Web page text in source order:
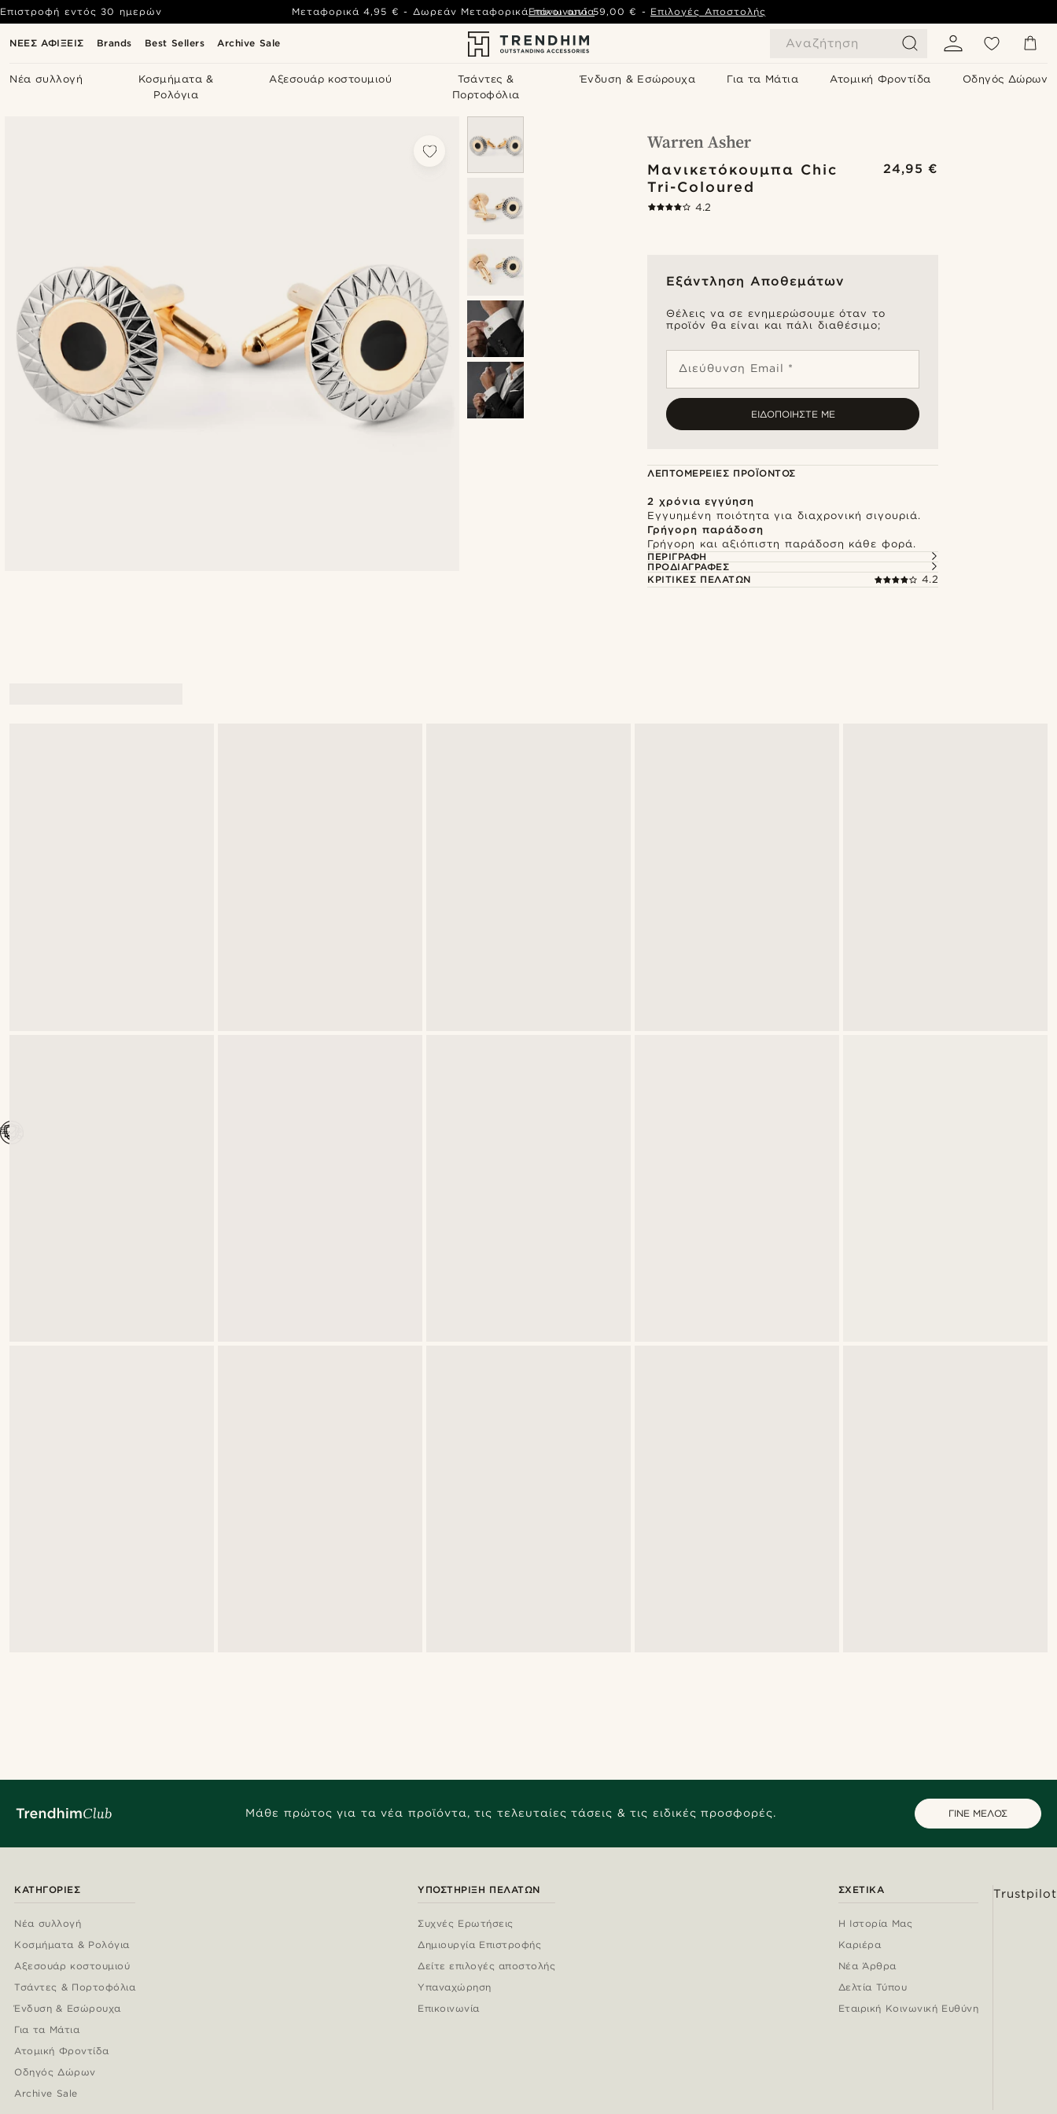
ΝΕΕΣ ΑΦΙΞΕΙΣ Brands Best Sellers Archive Sale Αναζήτηση
Νέα συλλογή
Κοσμήματα &
Ρολόγια
Αξεσουάρ κοστουμιού
Τσάντες &
Πορτοφόλια
Ένδυση & Εσώρουχα Για τα Μάτια Ατομική Φροντίδα Οδηγός Δώρων
Επιστροφή εντός 30 ημερών Μεταφορικά 4,95 € - Δωρεάν Μεταφορικά πάνω από59,00 € - Επιλογές Αποστολής
Επικοινωνία
Μανικετόκουμπα Chic
Tri-Coloured
24,95 €
4.2
Εξάντληση Αποθεμάτων
Θέλεις να σε ενημερώσουμε όταν το
προϊόν θα είναι και πάλι διαθέσιμο;
Διεύθυνση Email *
ΕΙΔΟΠΟΙΉΣΤΕ ΜΕ
ΛΕΠΤΟΜΈΡΕΙΕΣ ΠΡΟΪΌΝΤΟΣ
2 χρόνια εγγύηση
Εγγυημένη ποιότητα για διαχρονική σιγουριά.
Γρήγορη παράδοση
Γρήγορη και αξιόπιστη παράδοση κάθε φορά.
ΠΕΡΙΓΡΑΦΉ
ΠΡΟΔΙΑΓΡΑΦΈΣ
ΚΡΙΤΙΚΈΣ ΠΕΛΑΤΏΝ
4.2
Μάθε πρώτος για τα νέα προϊόντα, τις τελευταίες τάσεις & τις ειδικές προσφορές. ΓΙΝΕ ΜΕΛΟΣ
ΚΑΤΗΓΟΡΊΕΣ
Νέα συλλογή
Κοσμήματα & Ρολόγια
Αξεσουάρ κοστουμιού
Τσάντες & Πορτοφόλια
Ένδυση & Εσώρουχα
Για τα Μάτια
Ατομική Φροντίδα
Οδηγός Δώρων
Archive Sale
ΥΠΟΣΤΉΡΙΞΗ ΠΕΛΑΤΏΝ
Συχνές Ερωτήσεις
Δημιουργία Επιστροφής
Δείτε επιλογές αποστολής
Υπαναχώρηση
Επικοινωνία
ΣΧΕΤΙΚΆ
Η Ιστορία Μας
Καριέρα
Νέα Άρθρα
Δελτία Τύπου
Εταιρική Κοινωνική Ευθύνη
Trustpilot